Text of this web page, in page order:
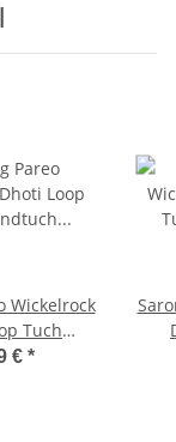
Wickelrock
Tuch
€ *